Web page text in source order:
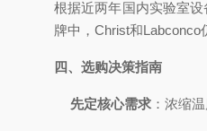
根据近两年国内实验室
牌中，Christ和Labconco
四、选购决策指南
先定核心需求 ：浓缩